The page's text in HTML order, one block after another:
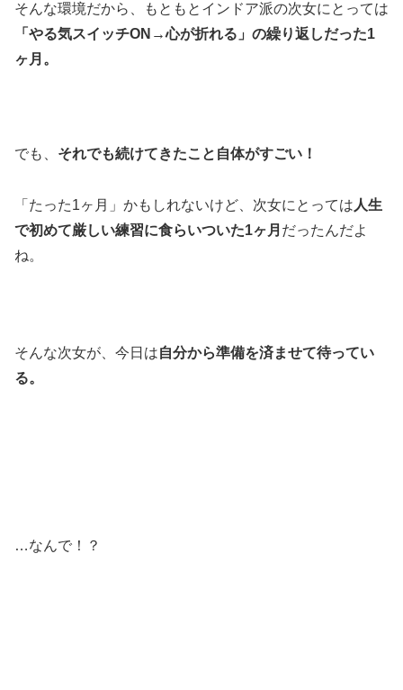
そんな環境だから、もともとインドア派の次女にとっては
「やる気スイッチON→心が折れる」の繰り返しだった1
ヶ月。
でも、 それでも続けてきたこと自体がすごい！
「たった1ヶ月」かもしれないけど、次女にとっては 人生
で初めて厳しい練習に食らいついた1ヶ月 だったんだよ
ね。
そんな次女が、今日は自分から準備を済ませて待ってい
る。
…なんで！？